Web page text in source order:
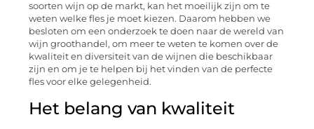
soorten wijn op de markt, kan het moeilijk zijn om te
weten welke fles je moet kiezen. Daarom hebben we
besloten om een onderzoek te doen naar de wereld van
wijn groothandel, om meer te weten te komen over de
kwaliteit en diversiteit van de wijnen die beschikbaar
zijn en om je te helpen bij het vinden van de perfecte
fles voor elke gelegenheid.
Het belang van kwaliteit